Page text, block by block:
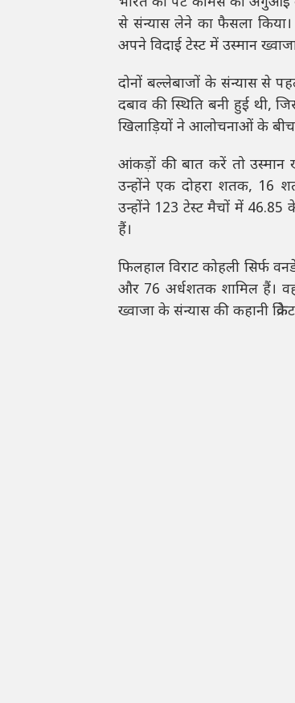
से संन्यास लेने का फैसला
अपने विदाई टेस्ट में उस्मान
दोनों बल्लेबाजों के संन्यास से
दबाव की स्थिति बनी हुई थी,
खिलाड़ियों ने आलोचनाओं के बीच
आंकड़ों की बात करें तो
उन्होंने एक दोहरा शतक, 16
उन्होंने 123 टेस्ट मैचों में
हैं।
फिलहाल विराट कोहली सिर्फ
और 76 अर्धशतक शामिल हैं। वहीं
ख्वाजा के संन्यास की कहानी